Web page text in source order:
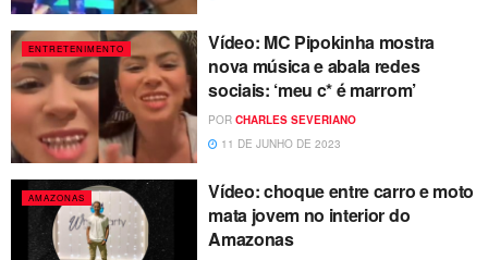
ENTRETENIMENTO
Vídeo: MC Pipokinha mostra
nova música e abala redes
sociais: ‘meu c* é marrom’
POR CHARLES SEVERIANO
11 DE JUNHO DE 2023
AMAZONAS
Vídeo: choque entre carro e moto
mata jovem no interior do
Amazonas